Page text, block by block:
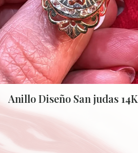
Anillo Diseño San judas 14K